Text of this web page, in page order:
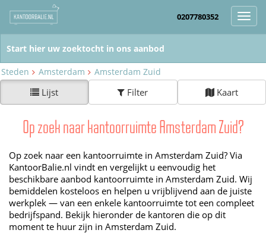
0207780352
Steden Amsterdam Amsterdam Zuid
Lijst Filter Kaart
Op zoek naar kantoorruimte Amsterdam Zuid?
Op zoek naar een kantoorruimte in Amsterdam Zuid? Via
KantoorBalie.nl vindt en vergelijkt u eenvoudig het
beschikbare aanbod kantoorruimte in Amsterdam Zuid. Wij
bemiddelen kosteloos en helpen u vrijblijvend aan de juiste
werkplek — van een enkele kantoorruimte tot een compleet
bedrijfspand. Bekijk hieronder de kantoren die op dit
moment te huur zijn in Amsterdam Zuid.